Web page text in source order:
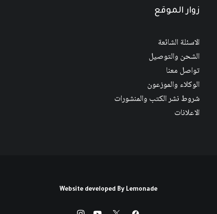
زوار الموقع
الاسئلة الشائعة
الشحن والتوصيل
تواصل معنا
الوكلاء والموزعون
شروط نشر الكتب والمنشورات
الاعلانات
Website developed By Lemonade